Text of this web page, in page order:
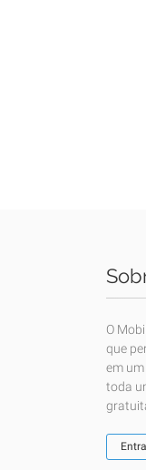
O
que
em
toda